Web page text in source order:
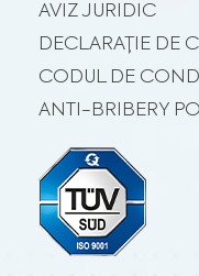
AVIZ JURIDIC
DECLARAȚIE DE
CODUL DE
ANTI-BRIBERY